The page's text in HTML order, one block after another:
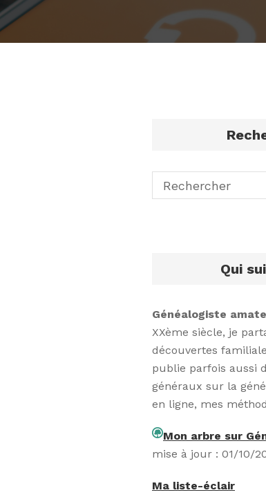
Qui
Généalogiste
XXème siècle, je
découvertes
publie parfois aussi
généraux sur la
en ligne, mes
Mon arbre sur
mise à jour : 01/10/
Ma liste-éclair